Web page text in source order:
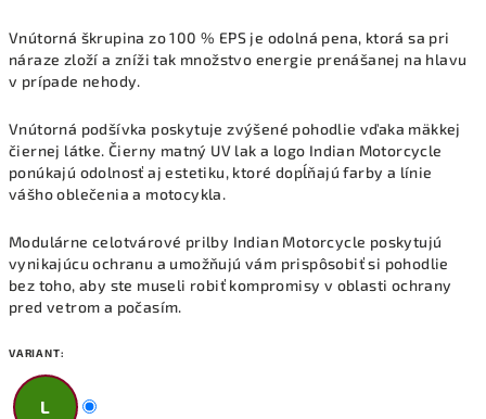
Vnútorná škrupina zo 100 % EPS je odolná pena, ktorá sa pri
náraze zloží a zníži tak množstvo energie prenášanej na hlavu
v prípade nehody.
Vnútorná podšívka poskytuje zvýšené pohodlie vďaka mäkkej
čiernej látke. Čierny matný UV lak a logo Indian Motorcycle
ponúkajú odolnosť aj estetiku, ktoré dopĺňajú farby a línie
vášho oblečenia a motocykla.
Modulárne celotvárové prilby Indian Motorcycle poskytujú
vynikajúcu ochranu a umožňujú vám prispôsobiť si pohodlie
bez toho, aby ste museli robiť kompromisy v oblasti ochrany
pred vetrom a počasím.
VARIANT:
L